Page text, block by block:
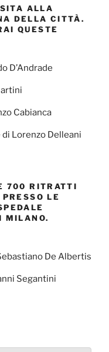
ALLA
DELLA CITTÀ.
QUESTE
D’Andrade
Cabianca
Lorenzo Delleani
700 RITRATTI
LE
MILANO.
De Albertis
Segantini